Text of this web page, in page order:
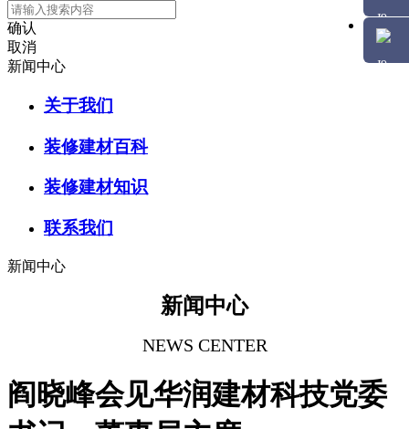
确认
取消
新闻中心
关于我们
装修建材百科
装修建材知识
联系我们
新闻中心
新闻中心
NEWS CENTER
阎晓峰会见华润建材科技党委